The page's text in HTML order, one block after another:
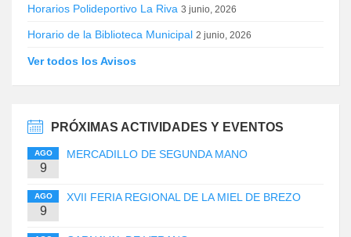
Horarios Polideportivo La Riva 3 junio, 2026
Horario de la Biblioteca Municipal 2 junio, 2026
Ver todos los Avisos
PRÓXIMAS ACTIVIDADES Y EVENTOS
AGO
9
MERCADILLO DE SEGUNDA MANO
AGO
9
XVII FERIA REGIONAL DE LA MIEL DE BREZO